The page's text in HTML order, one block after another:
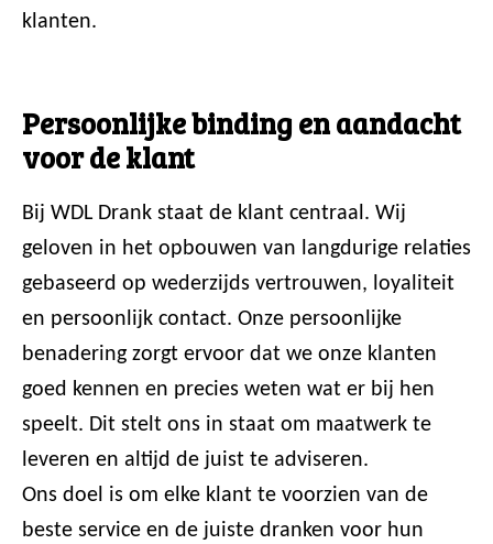
klanten.
Persoonlijke binding en aandacht
voor de klant
Bij WDL Drank staat de klant centraal. Wij
geloven in het opbouwen van langdurige relaties
gebaseerd op wederzijds vertrouwen, loyaliteit
en persoonlijk contact. Onze persoonlijke
benadering zorgt ervoor dat we onze klanten
goed kennen en precies weten wat er bij hen
speelt. Dit stelt ons in staat om maatwerk te
leveren en altijd de juist te adviseren.
Ons doel is om elke klant te voorzien van de
beste service en de juiste dranken voor hun